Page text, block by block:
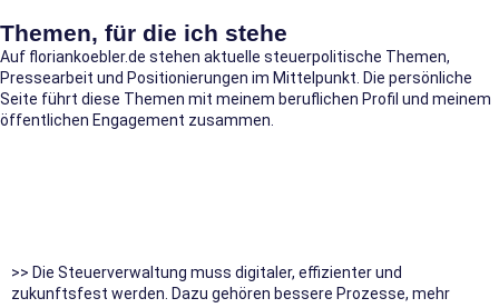
Themen, für die ich stehe
Auf floriankoebler.de stehen aktuelle steuerpolitische Themen,
Pressearbeit und Positionierungen im Mittelpunkt. Die persönliche
Seite führt diese Themen mit meinem beruflichen Profil und meinem
öffentlichen Engagement zusammen.
>> Die Steuerverwaltung muss digitaler, effizienter und
zukunftsfest werden. Dazu gehören bessere Prozesse, mehr